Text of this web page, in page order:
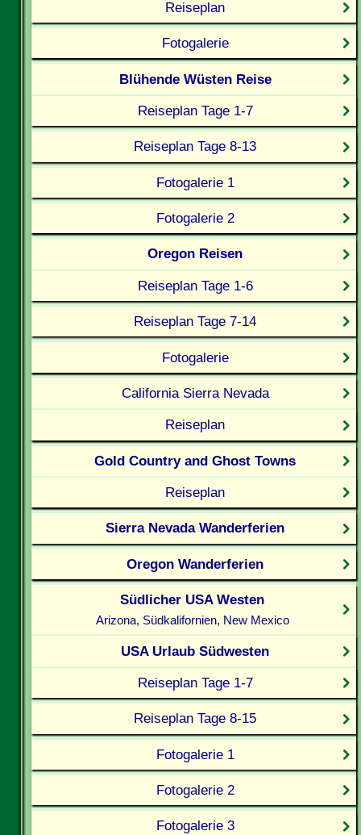
Reiseplan
Fotogalerie
Blühende Wüsten Reise
Reiseplan Tage 1-7
Reiseplan Tage 8-13
Fotogalerie 1
Fotogalerie 2
Oregon Reisen
Reiseplan Tage 1-6
Reiseplan Tage 7-14
Fotogalerie
California Sierra Nevada
Reiseplan
Gold Country and Ghost Towns
Reiseplan
Sierra Nevada Wanderferien
Oregon Wanderferien
Südlicher USA Westen
Arizona, Südkalifornien, New Mexico
USA Urlaub Südwesten
Reiseplan Tage 1-7
Reiseplan Tage 8-15
Fotogalerie 1
Fotogalerie 2
Fotogalerie 3